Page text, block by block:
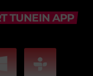
TUNEIN APP